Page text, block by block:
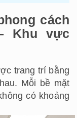
cách
Khu vực
trang trí bằng
Mỗi bề mặt
có khoảng